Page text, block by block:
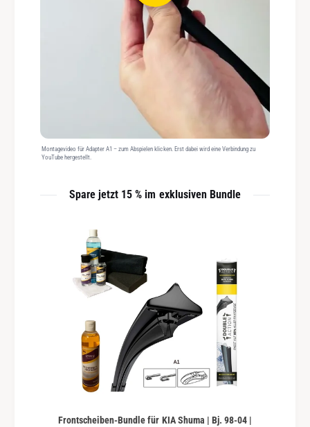
Montagevideo für Adapter A1 – zum Abspielen klicken. Erst dabei wird eine Verbindung zu
YouTube hergestellt.
Spare jetzt 15 % im exklusiven Bundle
Frontscheiben-Bundle für KIA Shuma | Bj. 98-04 |